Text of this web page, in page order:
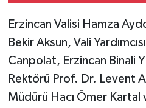
Erzincan Valisi Hamza
Bekir Aksun, Vali
Canpolat, Erzincan Binali
Rektörü Prof. Dr. Levent
Müdürü Hacı Ömer Kartal